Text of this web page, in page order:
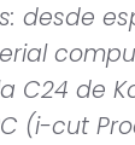
desde
C24 de
(i-cut